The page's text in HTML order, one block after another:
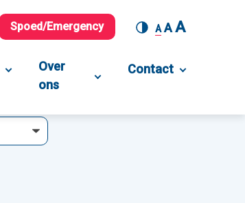
Spoed/Emergency A AA
Over
ons
Contact